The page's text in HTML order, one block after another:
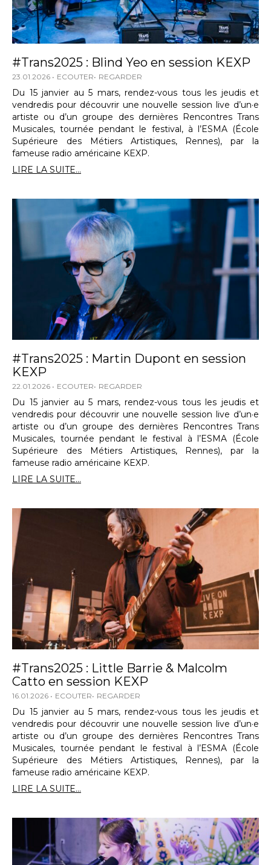
#Trans2025 : Blind Yeo en session KEXP
23.01.2026 ECOUTER REGARDER
Du 15 janvier au 5 mars, rendez-vous tous les jeudis et
vendredis pour découvrir une nouvelle session live d’un·e
artiste ou d’un groupe des dernières Rencontres Trans
Musicales, tournée pendant le festival, à l’ESMA (École
Supérieure des Métiers Artistiques, Rennes), par la
fameuse radio américaine KEXP.
LIRE LA SUITE...
#Trans2025 : Martin Dupont en session
KEXP
22.01.2026 ECOUTER REGARDER
Du 15 janvier au 5 mars, rendez-vous tous les jeudis et
vendredis pour découvrir une nouvelle session live d’un·e
artiste ou d’un groupe des dernières Rencontres Trans
Musicales, tournée pendant le festival à l’ESMA (École
Supérieure des Métiers Artistiques, Rennes), par la
fameuse radio américaine KEXP.
LIRE LA SUITE...
#Trans2025 : Little Barrie & Malcolm
Catto en session KEXP
16.01.2026 ECOUTER REGARDER
Du 15 janvier au 5 mars, rendez-vous tous les jeudis et
vendredis pour découvrir une nouvelle session live d’un·e
artiste ou d’un groupe des dernières Rencontres Trans
Musicales, tournée pendant le festival à l’ESMA (École
Supérieure des Métiers Artistiques, Rennes), par la
fameuse radio américaine KEXP.
LIRE LA SUITE...